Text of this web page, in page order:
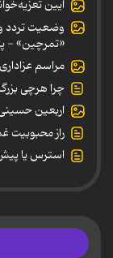
آیین
وضعیت تردد
«تمرچین» -
مراسم
چرا هرچی
اربعین
راز محبوبیت
استرس یا